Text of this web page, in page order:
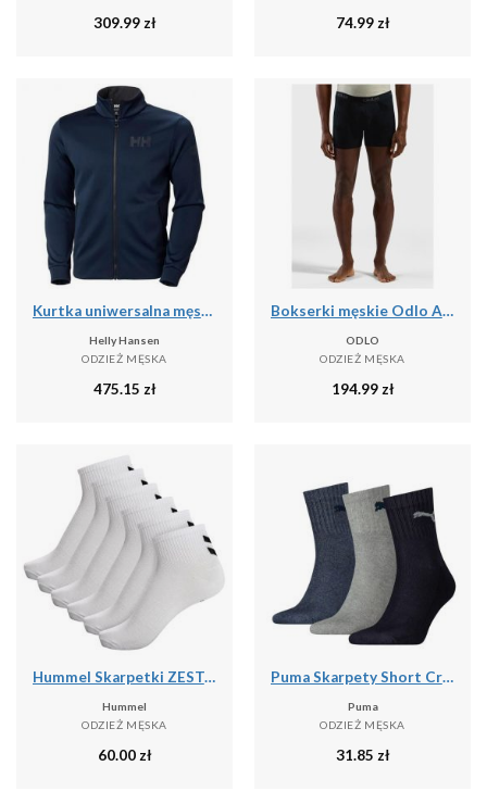
309.99 zł 74.99 zł
Kurtka uniwersalna męska Helly Hansen Hp Fleece
Helly Hansen
ODZIEŻ MĘSKA
475.15 zł
Bokserki męskie Odlo ACTIVE F-DRY GRAPHIC 2 PACK
ODLO
ODZIEŻ MĘSKA
194.99 zł
Hummel Skarpetki ZESTAW 6-Pack Z SZEWRONAMI MID CUT
Hummel
ODZIEŻ MĘSKA
60.00 zł
Puma Skarpety Short Crew 3-Pak 90611058
Puma
ODZIEŻ MĘSKA
31.85 zł